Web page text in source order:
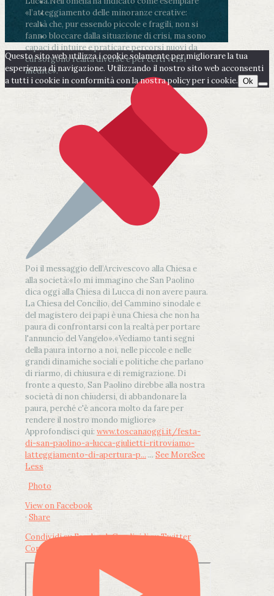
«l’atteggiamento delle minoranze creative:
realtà che, pur essendo piccole e fragili, non si
fanno bloccare dalla situazione di crisi, ma sono
capaci di intuire e praticare percorsi nuovi da
cui sorgono realtà diverse e per certi versi
inedite».
Poi il messaggio dell’Arcivescovo alla Chiesa e
alla società:«Io mi immagino che San Paolino
dica oggi alla Chiesa di Lucca di non avere paura.
La Chiesa del Concilio, del Cammino sinodale e
del magistero dei papi è una Chiesa che non ha
paura di confrontarsi con la realtà per portare
l'annuncio del Vangelo».«Vediamo tanti segni
della paura intorno a noi, nelle piccole e nelle
grandi dinamiche sociali e politiche che parlano
di riarmo, di chiusura e di remigrazione. Di
fronte a questo, San Paolino direbbe alla nostra
società di non chiudersi, di abbandonare la
paura, perché c'è ancora molto da fare per
rendere il nostro mondo migliore»
Approfondisci qui: www.toscanaoggi.it/festa-
di-san-paolino-a-lucca-giulietti-ritroviamo-
latteggiamento-di-apertura-p... ... See MoreSee
Less
Photo
View on Facebook
· Share
Condividi su FacebookCondividi su Twitter
Condividi su LinkedIn
Questo sito web utilizza i cookie solamente per migliorare la tua
esperienza di navigazione. Utilizzando il nostro sito web acconsenti
a tutti i cookie in conformità con la nostra policy per i cookie. Ok